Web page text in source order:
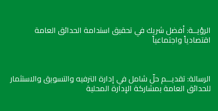
الرؤيــة: أفضل شريك في تحقيق استدامة الحدائق العامة
اقتصادياً واجتماعياً
الرسالة: تقديـــم حلّ شامل في إدارة الترفيه والتسويق والاستثمار
للحدائق العامة بمشاركة الإدارة المحلية